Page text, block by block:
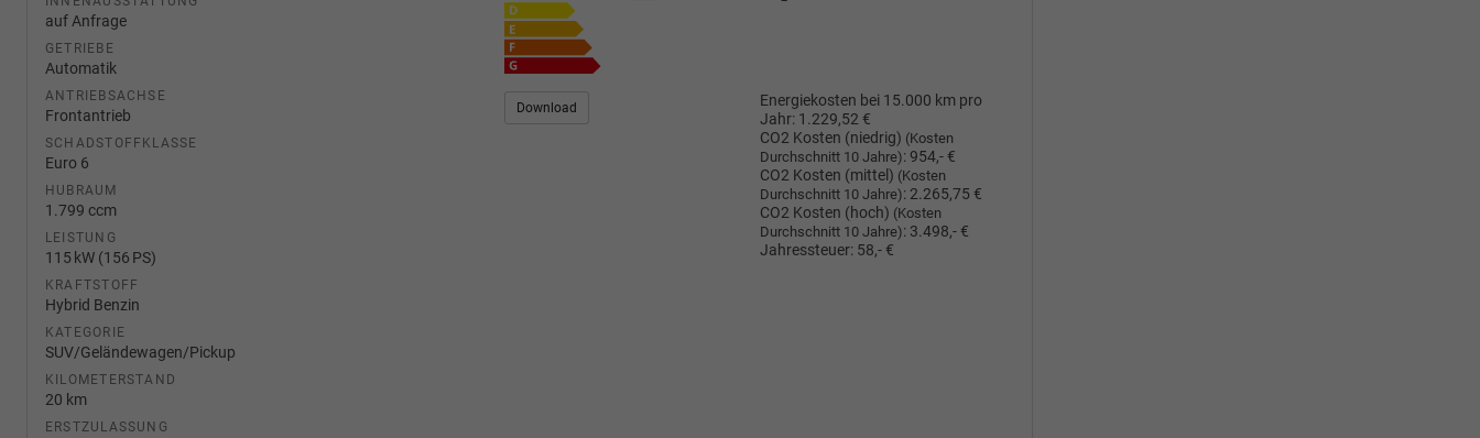
auf Anfrage
GETRIEBE
Automatik
ANTRIEBSACHSE
Frontantrieb
SCHADSTOFFKLASSE
Euro 6
HUBRAUM
1.799 ccm
LEISTUNG
115 kW (156 PS)
KRAFTSTOFF
Hybrid Benzin
KATEGORIE
SUV/Geländewagen/Pickup
KILOMETERSTAND
20 km
ERSTZULASSUNG
Download
Energiekosten bei 15.000 km pro
Jahr: 1.229,52 €
CO2 Kosten (niedrig) (Kosten
Durchschnitt 10 Jahre): 954,- €
CO2 Kosten (mittel) (Kosten
Durchschnitt 10 Jahre): 2.265,75 €
CO2 Kosten (hoch) (Kosten
Durchschnitt 10 Jahre): 3.498,- €
Jahressteuer: 58,- €